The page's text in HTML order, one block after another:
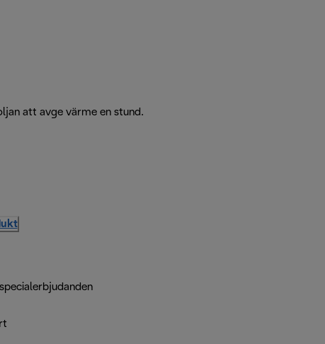
att avge värme en stund.